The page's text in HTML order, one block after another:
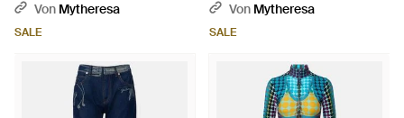
Von Mytheresa
SALE
Von Mytheresa
SALE